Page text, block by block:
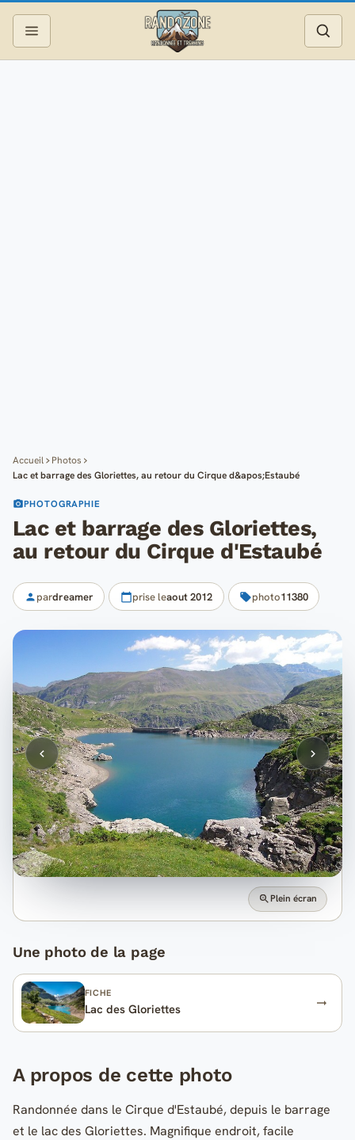
Accueil
Photos
Lac et barrage des Gloriettes, au retour du Cirque d&apos;Estaubé
PHOTOGRAPHIE
Lac et barrage des Gloriettes,
au retour du Cirque d'Estaubé
pardreamer prise leaout 2012 photo11380
Plein écran
Une photo de la page
FICHE
Lac des Gloriettes
A propos de cette photo
Randonnée dans le Cirque d'Estaubé, depuis le barrage
et le lac des Gloriettes. Magnifique endroit, facile